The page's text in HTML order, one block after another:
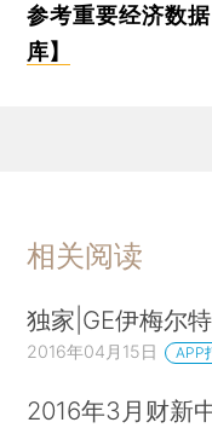
参考重要经济数
库】
相关阅读
独家|GE伊梅尔
2016年04月15日 APP
2016年3月财新